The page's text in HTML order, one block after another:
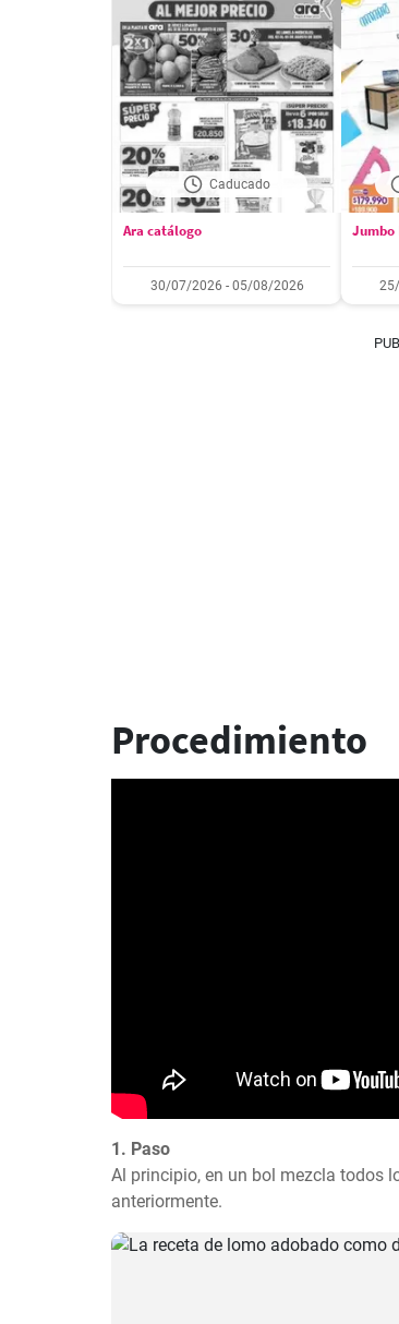
Caducado
Ara catálogo
30/07/2026 - 05/08/2026
Jumbo
Procedimiento
1. Paso
Al principio, en un bol mezcla todos
anteriormente.